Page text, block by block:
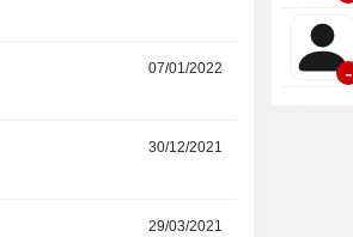
07/01/2022 09/10/2025
30/12/2021
29/03/2021
-